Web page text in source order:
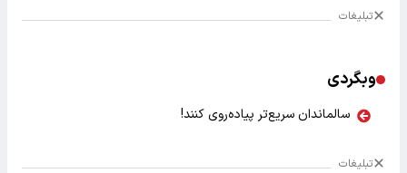
تبلیغات
وبگردی
سالماندان سریع‌تر پیاده‌روی کنند!
تبلیغات